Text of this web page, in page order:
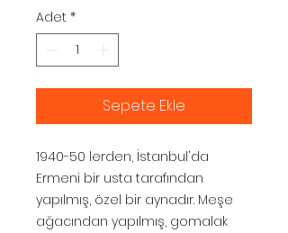
Adet *
Sepete Ekle
1940-50 lerden, İstanbul'da
Ermeni bir usta tarafından
yapılmış, özel bir aynadır. Meşe
ağacından yapılmış, gomalak